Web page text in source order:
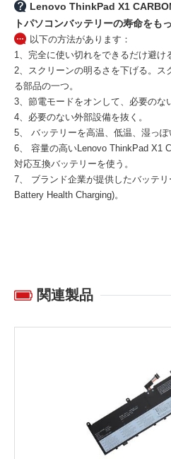
Lenovo ThinkPad X1
トパソコンバッテリーの寿命をも
以下の方法があります：
1、完全に使い切れをできるだけ避け
2、スクリーンの明るさを下げる。ス
る部品の一つ。
3、節電モードをオンして、必要のな
4、必要のない外部設備を抜く。
5、 バッテリーを高温、低温、湿っぽ
6、 容量の高いLenovo ThinkPad X1
対応互換バッテリーを使う。
7、 ブランド企業が提供したバッテ
Battery Health Charging)。
関連製品